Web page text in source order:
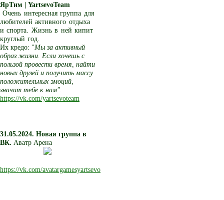
ЯрТим | YartsevoTeam
Очень интересная группа для
любителей активного отдыха
и спорта. Жизнь в ней кипит
круглый год.
Их кредо: "Мы за активный
образ жизни. Если хочешь с
пользой провести время, найти
новых друзей и получить массу
положительных эмоций,
значит тебе к нам".
https://vk.com/yartsevoteam
31.05.2024. Новая группа в
ВК. Аватр Арена
https://vk.com/avatargamesyartsevo